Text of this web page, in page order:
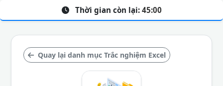
Quay lại danh mục Trắc nghiệm Excel
Thời gian còn lại: 45:00